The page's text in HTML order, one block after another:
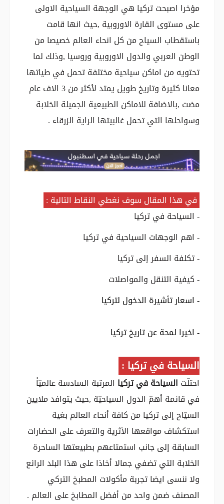
مؤخرا اصبحت تركيا هي الوجهة السياحية الاولى
على مستوى القارة الاوروبية ,حيث انها قامت
باستقطاب السياح من كل انحاء العالم خصيصا من
الوطن العربي والدول الاوروبية وروسيا ,وذلك لما
تحتويه من اماكن سياحية مختلفة تحمل في طياتها
معانا كثيرة وتاريخ طويل يمتد لأكثر من 3 الاف عام
مضت ,بالاضافة للاماكن الطبيعية الجميلة الخلابة
وسواحلها التي تحمل غالبيتها الراية الزرقاء .
في هذا المقال سوف نغطي النقاط التالية :
- السياحة في تركيا
- اهم الوجهات السياحية في تركيا
- تكلفة السفر إلى تركيا
- كيفية التنقل والمواصلات
- اسعار تأشيرة الدخول لتركيا
- اخيرا لمحة عن تاريخ تركيا
السياحة في تركيا :
احتلّت السياحة في تركيا المرتبة السادسة عالميّاً
في قائمة أهمّ الدول السياحيّة ,حيث يتوافد ملايين
السيّاح إلى تركيا من كافة أنحاء العالم بغية
استكشاف مواقعها الأثرية والتعرف على الحضارات
السابقة إلى جانب استمتاعهم بطبيعتها الساحرة
الخلابة التي تضفي جمالا أخاذا على هذا البلد الرائع
ولا ننسى ايضا تجربة مأكولات المطبخ التركي
المصنف ضمن واحد من أفضل المطابخ على العالم .